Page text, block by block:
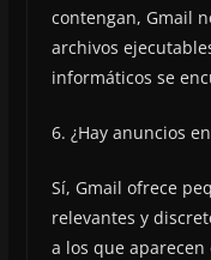
contengan, Gmail
archivos
informáticos se
6. ¿Hay anuncios
Sí, Gmail ofrece
relevantes y
a los que